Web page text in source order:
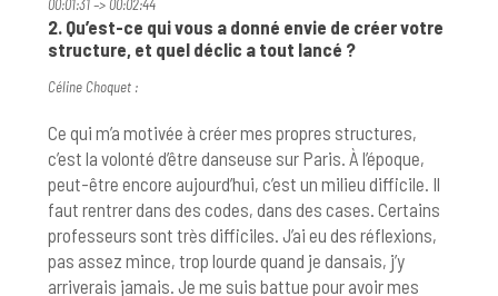
00:01:31 –> 00:02:44
2. Qu’est-ce qui vous a donné envie de créer votre
structure, et quel déclic a tout lancé ?
Céline Choquet :
Ce qui m’a motivée à créer mes propres structures,
c’est la volonté d’être danseuse sur Paris. À l’époque,
peut-être encore aujourd’hui, c’est un milieu difficile. Il
faut rentrer dans des codes, dans des cases. Certains
professeurs sont très difficiles. J’ai eu des réflexions,
pas assez mince, trop lourde quand je dansais, j’y
arriverais jamais. Je me suis battue pour avoir mes